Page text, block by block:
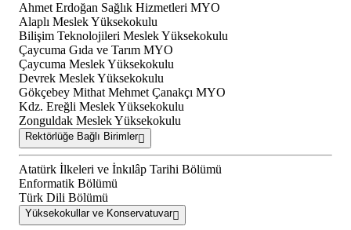
Ahmet Erdoğan Sağlık Hizmetleri MYO
Alaplı Meslek Yüksekokulu
Bilişim Teknolojileri Meslek Yüksekokulu
Çaycuma Gıda ve Tarım MYO
Çaycuma Meslek Yüksekokulu
Devrek Meslek Yüksekokulu
Gökçebey Mithat Mehmet Çanakçı MYO
Kdz. Ereğli Meslek Yüksekokulu
Zonguldak Meslek Yüksekokulu
Rektörlüğe Bağlı Birimler
Atatürk İlkeleri ve İnkılâp Tarihi Bölümü
Enformatik Bölümü
Türk Dili Bölümü
Yüksekokullar ve Konservatuvar